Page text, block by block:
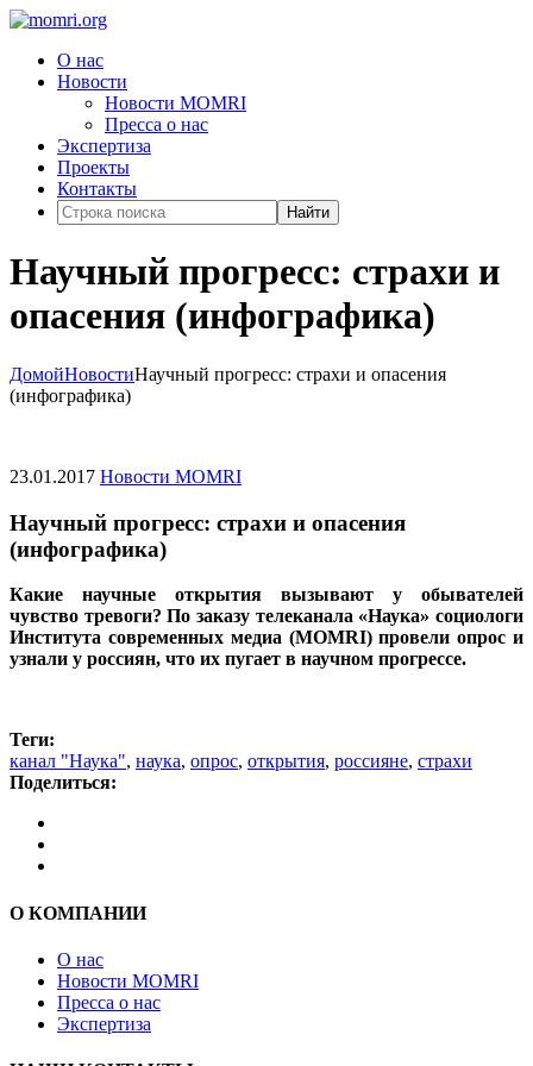
О нас
Новости
Новости MOMRI
Пресса о нас
Экспертиза
Проекты
Контакты
Найти
Научный прогресс: страхи и
опасения (инфографика)
ДомойНовостиНаучный прогресс: страхи и опасения
(инфографика)
23.01.2017 Новости MOMRI
Научный прогресс: страхи и опасения
(инфографика)
Какие научные открытия вызывают у обывателей
чувство тревоги? По заказу телеканала «Наука» социологи
Института современных медиа (MOMRI) провели опрос и
узнали у россиян, что их пугает в научном прогрессе.
Теги:
канал "Наука", наука, опрос, открытия, россияне, страхи
Поделиться:
О КОМПАНИИ
О нас
Новости MOMRI
Пресса о нас
Экспертиза